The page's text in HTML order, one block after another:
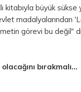
kitabıyla büyük
madalyalarından
görevi bu değil"
bırakmalı...